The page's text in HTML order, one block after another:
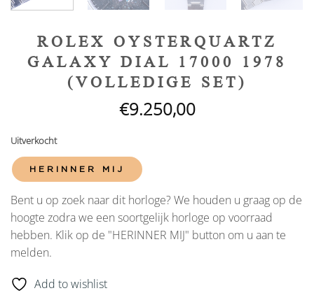
ROLEX OYSTERQUARTZ
GALAXY DIAL 17000 1978
(VOLLEDIGE SET)
€9.250,00
Uitverkocht
HERINNER MIJ
Bent u op zoek naar dit horloge? We houden u graag op de
hoogte zodra we een soortgelijk horloge op voorraad
hebben. Klik op de "HERINNER MIJ" button om u aan te
melden.
Add to wishlist